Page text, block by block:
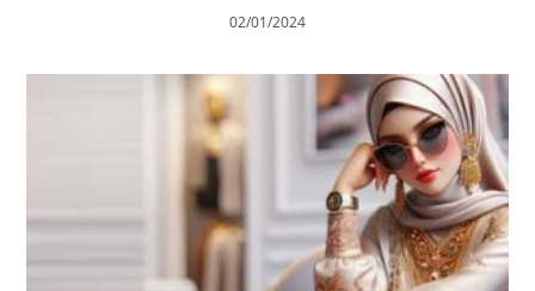
02/01/2024